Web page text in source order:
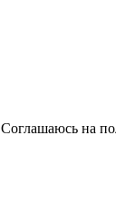
Соглашаюсь на